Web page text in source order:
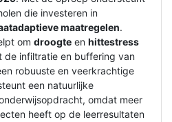
die investeren in
maatregelen.
om droogte en hittestress
infiltratie en buffering van
robuuste en veerkrachtige
een natuurlijke
omdat meer
heeft op de leerresultaten